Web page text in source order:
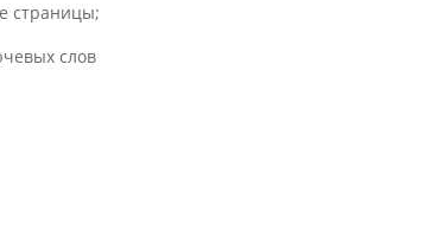
страницы;
слов